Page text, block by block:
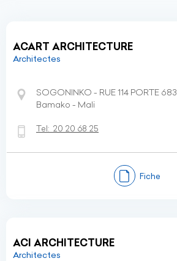
ACART ARCHITECTURE
Architectes
SOGONINKO - RUE 114 PORTE 683
Bamako - Mali
Tel: 20 20 68 25
Fiche
ACI ARCHITECTURE
Architectes